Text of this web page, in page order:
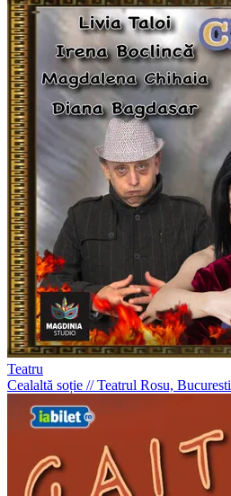
Teatru
Cealaltă soție //Teatrul Rosu, Bucuresti